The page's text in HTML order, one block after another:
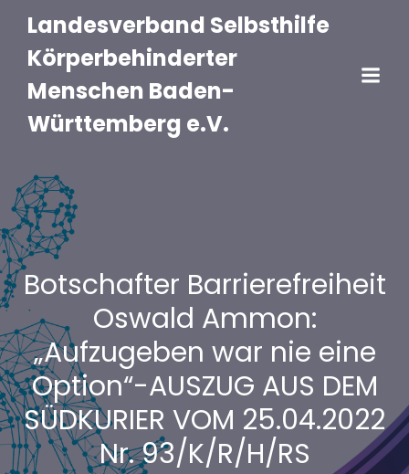
Landesverband Selbsthilfe
Körperbehinderter
Menschen Baden-
Württemberg e.V.
Botschafter Barrierefreiheit
Oswald Ammon:
„Aufzugeben war nie eine
Option“-AUSZUG AUS DEM
SÜDKURIER VOM 25.04.2022
Nr. 93/K/R/H/RS